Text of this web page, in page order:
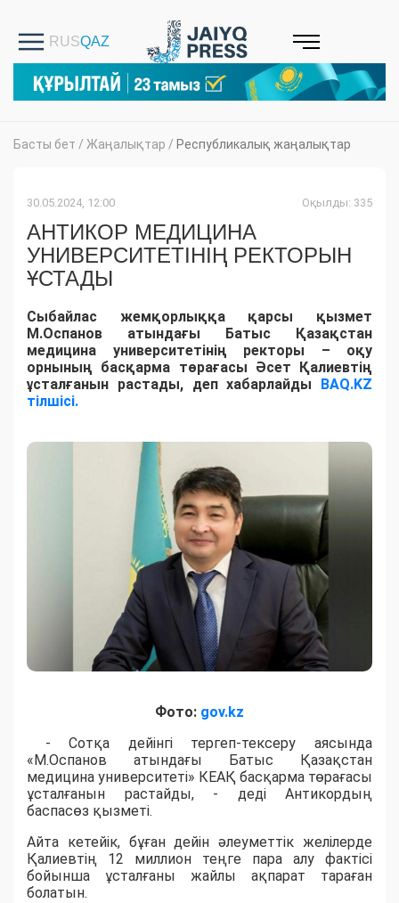
Басты бет / Жаңалықтар / Республикалық жаңалықтар
30.05.2024, 12:00 Оқылды: 335
АНТИКОР МЕДИЦИНА
УНИВЕРСИТЕТІНІҢ РЕКТОРЫН
ҰСТАДЫ
Сыбайлас жемқорлыққа қарсы қызмет
М.Оспанов атындағы Батыс Қазақстан
медицина университетінің ректоры – оқу
орнының басқарма төрағасы Әсет Қалиевтің
ұсталғанын растады, деп хабарлайды BAQ.KZ
тілшісі.
Фото: gov.kz
- Сотқа дейінгі тергеп-тексеру аясында
«М.Оспанов атындағы Батыс Қазақстан
медицина университеті» КЕАҚ басқарма төрағасы
ұсталғанын растайды, - деді Антикордың
баспасөз қызметі.
Айта кетейік, бұған дейін әлеуметтік желілерде
Қалиевтің 12 миллион теңге пара алу фактісі
бойынша ұсталғаны жайлы ақпарат тараған
болатын.